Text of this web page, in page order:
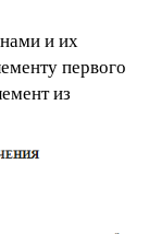
и их
первого
из